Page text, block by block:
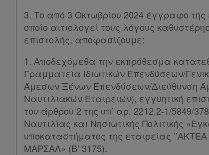
3. Το από 3 Οκτωβρίου 2024 έγγραφο της
οποίo αιτιολογεί τους λόγους
επιστολής, αποφασίζουμε:
1. Αποδεχόμεθα την εκπρόθεσμα
Γραμματεία Ιδιωτικών Επενδύσεων/
Άμεσων Ξένων Επενδύσεων/Διεύθυνση
Ναυτιλιακών Εταιρειών), εγγυητική
του άρθρου 2 της υπ’ αρ. 2212.2-1/5849/
Ναυτιλίας και Νησιωτικής Πολιτικής
υποκαταστήματος της εταιρείας
ΜΑΡΣΑΛ» (Β’ 3175).